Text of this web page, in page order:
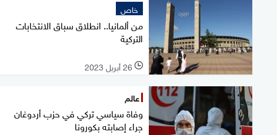
خاص
من ألمانيا.. انطلاق سباق الانتخابات
التركية
l 26 أبريل 2023
عالم
وفاة سياسي تركي في حزب أردوغان
جراء إصابته بكورونا